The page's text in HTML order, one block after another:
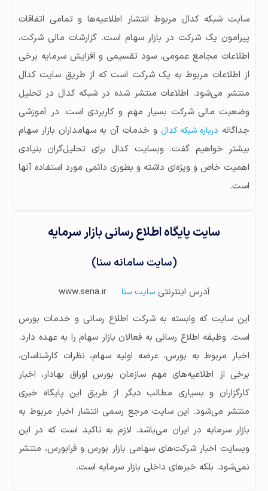
سایت شبکه کدال مربوط انتشار اطلاعیه‌ها و تمامی اتفاقات
پیرامون یک شرکت در بازار سهام است. گزارشات مالی شرکت،
اطلاعات مجامع عمومی، سود تقسیمی و افزایش سرمایه برخی
از اطلاعات مربوط به یک شرکت است که از طریق سایت کدال
منتشر می‌شود. اطلاعات منتشر شده در شبکه کدال در تحلیل
وضعیت مالی شرکت بسیار مهم و کاربردی است. در آموزشی
جداگانه درباره شبکه کدال و خدمات آن به سهامداران بازار سهام
بیشتر خواهیم گفت. وبسایت کدال برای تحلیل‌گران بنیادی
اهمیت خاص و ویژه‌ای داشته و بطوری دائمی مورد استفاده آنها
است.
سایت پایگاه اطلاع رسانی بازار سرمایه
(سایت سامانه سنا)
آدرس اینترنتیسایت سنا www.sena.ir
این سایت که وابسته به شرکت اطلاع رسانی و خدمات بورس
است. وظیفه اطلاع رسانی به فعالان بازار سهام را به عهده دارد.
اخبار مربوط به بورس، عرضه اولیه سهام، نظرات کارشناسان،
برخی از اطلاعیه‌های مهم سازمان بورس اوراق بهادار، اخبار
کارگزاران و بسیاری مطالب دیگر از طریق این پایگاه خبری
منتشر می‌شود. این سایت مرجع رسمی انتشار اخبار مربوط به
بازار سرمایه در ایران می‌باشد. لازم به تاکید است که در این
وبسایت اخبار شرکت‌های سهامی بازار بورس و فرابورس، منتشر
نمی‌شود. بلکه خبرهای داخلی بازار سرمایه است.